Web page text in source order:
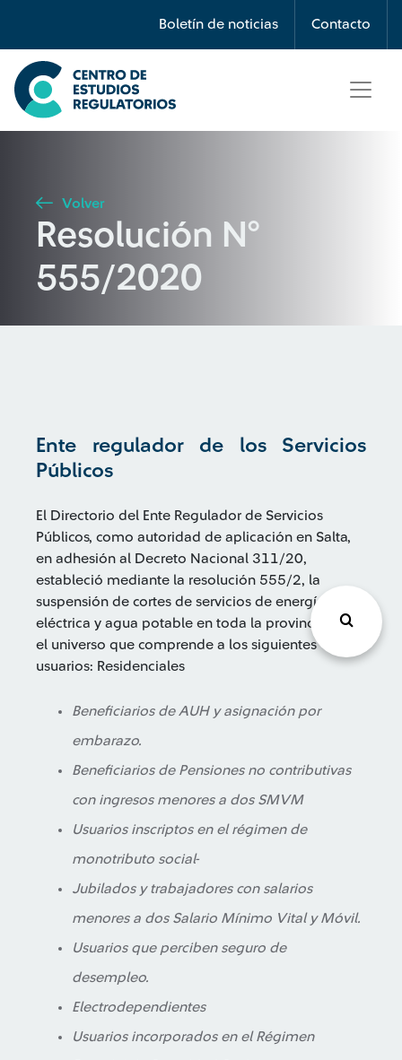
Boletín de noticias Contacto
Búsqueda
Seleccione país
Buscar
Volver
Resolución N°
555/2020
Ente regulador de los Servicios
Públicos
El Directorio del Ente Regulador de Servicios
Públicos, como autoridad de aplicación en Salta,
en adhesión al Decreto Nacional 311/20,
estableció mediante la resolución 555/2, la
suspensión de cortes de servicios de energía
eléctrica y agua potable en toda la provincia, para
el universo que comprende a los siguientes
usuarios: Residenciales
Beneficiarios de AUH y asignación por
embarazo.
Beneficiarios de Pensiones no contributivas
con ingresos menores a dos SMVM
Usuarios inscriptos en el régimen de
monotributo social-
Jubilados y trabajadores con salarios
menores a dos Salario Mínimo Vital y Móvil.
Usuarios que perciben seguro de
desempleo.
Electrodependientes
Usuarios incorporados en el Régimen